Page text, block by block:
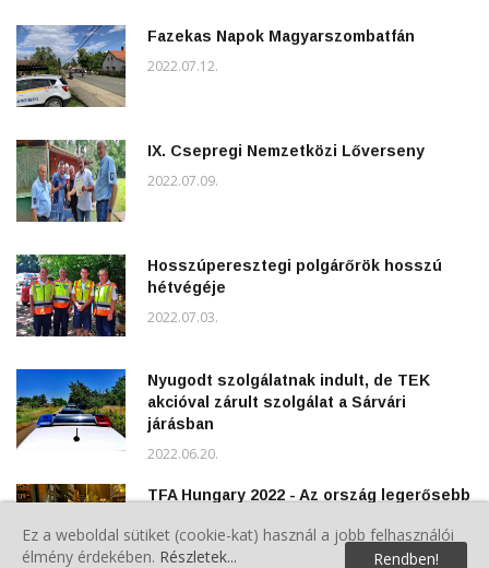
Fazekas Napok Magyarszombatfán
2022.07.12.
IX. Csepregi Nemzetközi Lőverseny
2022.07.09.
Hosszúperesztegi polgárőrök hosszú
hétvégéje
2022.07.03.
Nyugodt szolgálatnak indult, de TEK
akcióval zárult szolgálat a Sárvári
járásban
2022.06.20.
TFA Hungary 2022 - Az ország legerősebb
2022.06.20.
Ez a weboldal sütiket (cookie-kat) használ a jobb felhasználói
élmény érdekében. Részletek... Rendben!